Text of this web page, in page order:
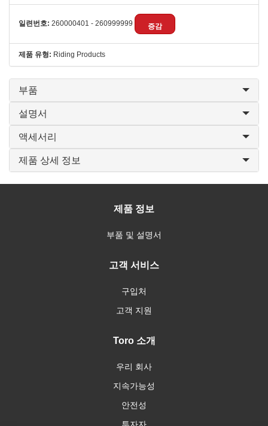
일련번호: 260000401 - 260999999 증감
제품 유형: Riding Products
부품
설명서
액세서리
제품 상세 정보
제품 정보
부품 및 설명서
고객 서비스
구입처
고객 지원
Toro 소개
우리 회사
지속가능성
안전성